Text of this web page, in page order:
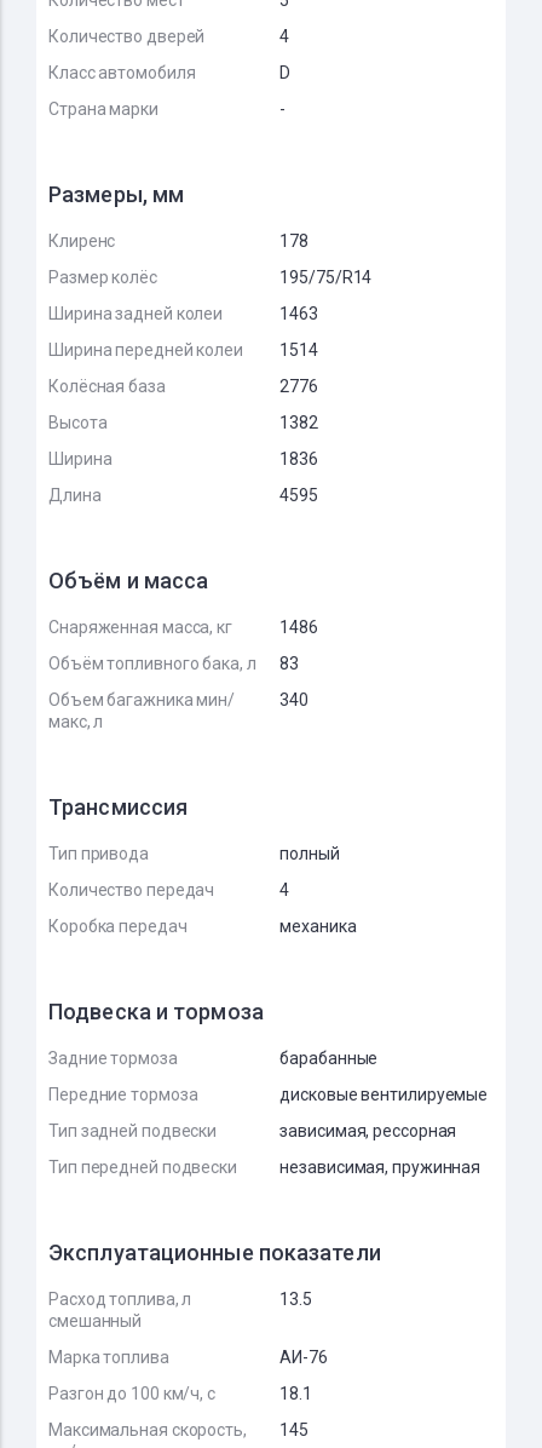
Количество дверей
4
Класс автомобиля
D
Страна марки
-
Размеры, мм
Клиренс
178
Размер колёс
195/75/R14
Ширина задней колеи
1463
Ширина передней колеи
1514
Колёсная база
2776
Высота
1382
Ширина
1836
Длина
4595
Объём и масса
Снаряженная масса, кг
1486
Объём топливного бака, л
83
Объем багажника мин/
макс, л
340
Трансмиссия
Тип привода
полный
Количество передач
4
Коробка передач
механика
Подвеска и тормоза
Задние тормоза
барабанные
Передние тормоза
дисковые вентилируемые
Тип задней подвески
зависимая, рессорная
Тип передней подвески
независимая, пружинная
Эксплуатационные показатели
Расход топлива, л
смешанный
13.5
Марка топлива
АИ-76
Разгон до 100 км/ч, с
18.1
Максимальная скорость,
145